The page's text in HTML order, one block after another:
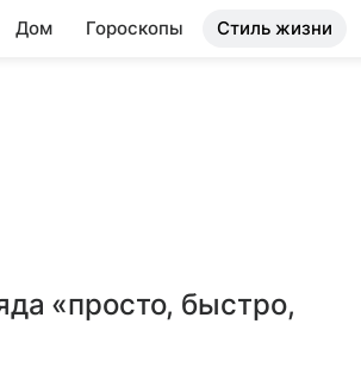
Дом Гороскопы Стиль жизни
«просто, быстро,